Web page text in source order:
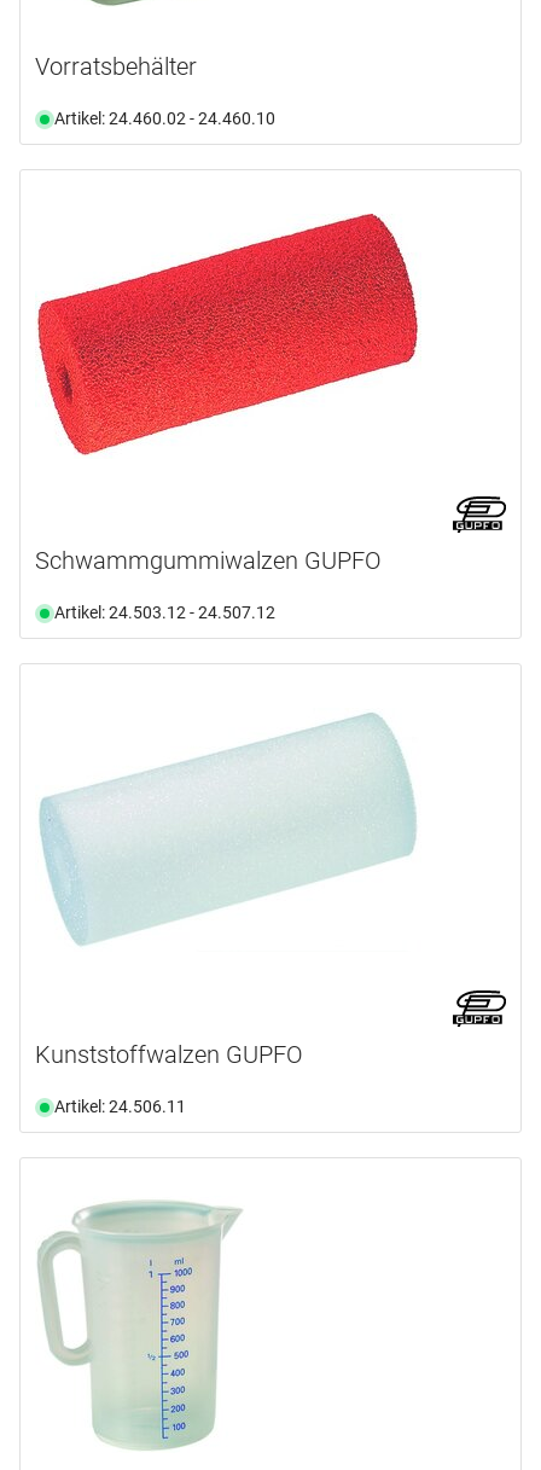
Vorratsbehälter
Artikel: 24.460.02 - 24.460.10
Schwammgummiwalzen GUPFO
Artikel: 24.503.12 - 24.507.12
Kunststoffwalzen GUPFO
Artikel: 24.506.11